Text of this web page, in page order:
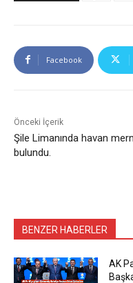
Facebook
Önceki İçerik
Şile Limanında havan
bulundu.
BENZER HABERLER
AK